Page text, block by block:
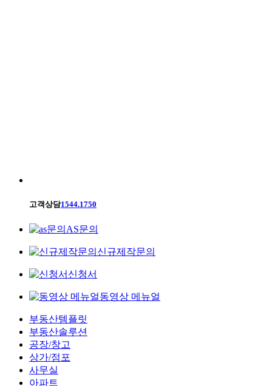
고객상담1544.1750
AS문의
신규제작문의
신청서
동영상 메뉴얼
부동산템플릿
부동산솔루션
공장/창고
상가/점포
사무실
아파트